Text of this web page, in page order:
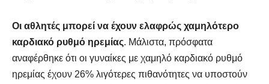
Οι αθλητές μπορεί να έχουν ελαφρώς χαμηλότερο
καρδιακό ρυθμό ηρεμίας. Μάλιστα, πρόσφατα
αναφέρθηκε ότι οι γυναίκες με χαμηλό καρδιακό ρυθμό
ηρεμίας έχουν 26% λιγότερες πιθανότητες να υποστούν